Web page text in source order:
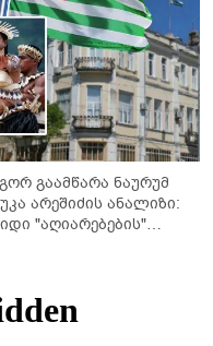
გაამწარა ნაურუმ
არეშიძის ანალიზი:
"აღიარებების"